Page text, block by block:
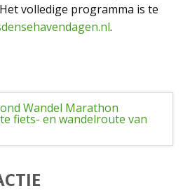
volledige programma is te
.
Wandel Marathon
fiets- en wandelroute van